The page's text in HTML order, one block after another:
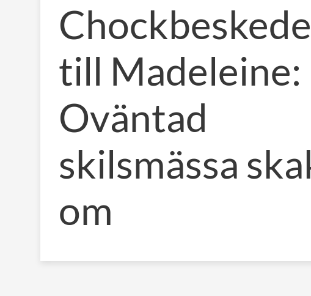
till Madeleine:
Oväntad
skilsmässa
om